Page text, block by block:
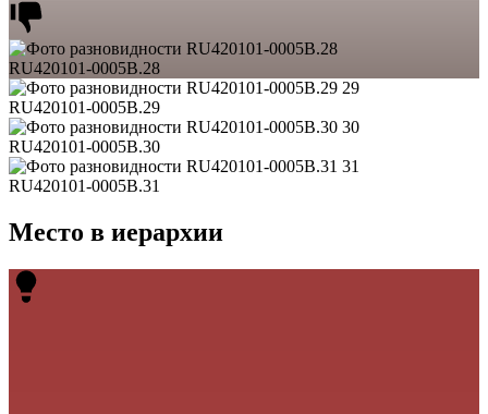
RU420101-0005B.28
29
RU420101-0005B.29
30
RU420101-0005B.30
31
RU420101-0005B.31
Место в иерархии